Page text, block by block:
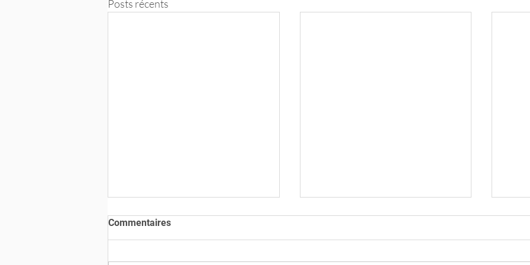
Posts récents
Commentaires